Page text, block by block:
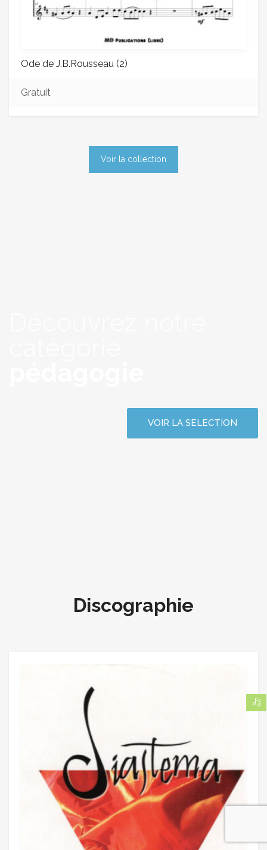
Ode de J.B.Rousseau (2)
Gratuit
Voir la collection
VOIR LA SELECTION
Discographie